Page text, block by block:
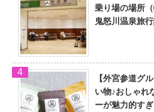
乗り場の場所
鬼怒川温泉旅
【外宮参道グ
い物♪おしゃれ
ーが魅力的す